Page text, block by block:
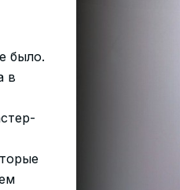
было.
в